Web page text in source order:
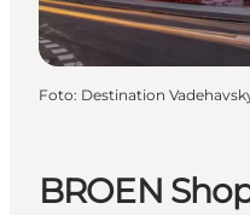
BROEN
Foto: Destination